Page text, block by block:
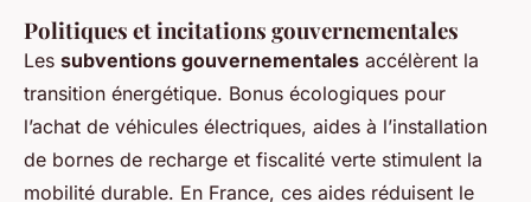
Politiques et incitations gouvernementales
Les subventions gouvernementales accélèrent la
transition énergétique. Bonus écologiques pour
l’achat de véhicules électriques, aides à l’installation
de bornes de recharge et fiscalité verte stimulent la
mobilité durable. En France, ces aides réduisent le